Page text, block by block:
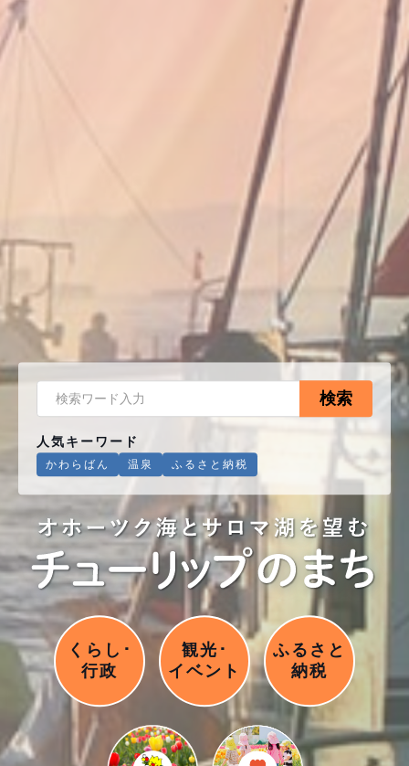
検索
人気キーワード
かわらばん 温泉 ふるさと納税
くらし･
行政
観光･
イベント
ふるさと
納税